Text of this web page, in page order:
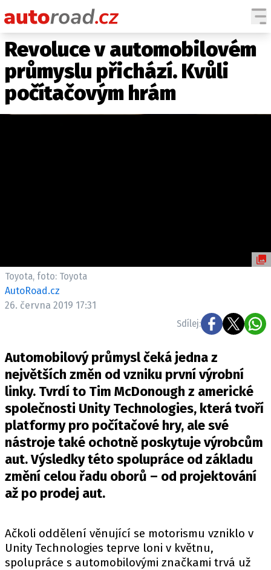
AUTA
TESTY AUT
NOVINKY
NOVINKY ZE SVĚTA EV
TESTY ELEKTROMOBILŮ
RALLY
OSTATNÍ
TISKOVKY
ROZHOVORY
DAKAR
Z DOMOVA
PIT LANE
ČEŠI V AKCI
Revoluce v automobilovém
průmyslu přichází. Kvůli
počítačovým hrám
Toyota, foto: Toyota
AutoRoad.cz
26. června 2019 17:31
Sdílej:
Automobilový průmysl čeká jedna z
největších změn od vzniku první výrobní
linky. Tvrdí to Tim McDonough z americké
společnosti Unity Technologies, která tvoří
platformy pro počítačové hry, ale své
nástroje také ochotně poskytuje výrobcům
aut. Výsledky této spolupráce od základu
změní celou řadu oborů – od projektování
až po prodej aut.
Ačkoli oddělení věnující se motorismu vzniklo v
Unity Technologies teprve loni v květnu,
spolupráce s automobilovými značkami trvá už